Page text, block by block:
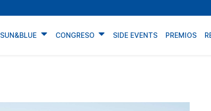
SUN&BLUE CONGRESO SIDE EVENTS PREMIOS